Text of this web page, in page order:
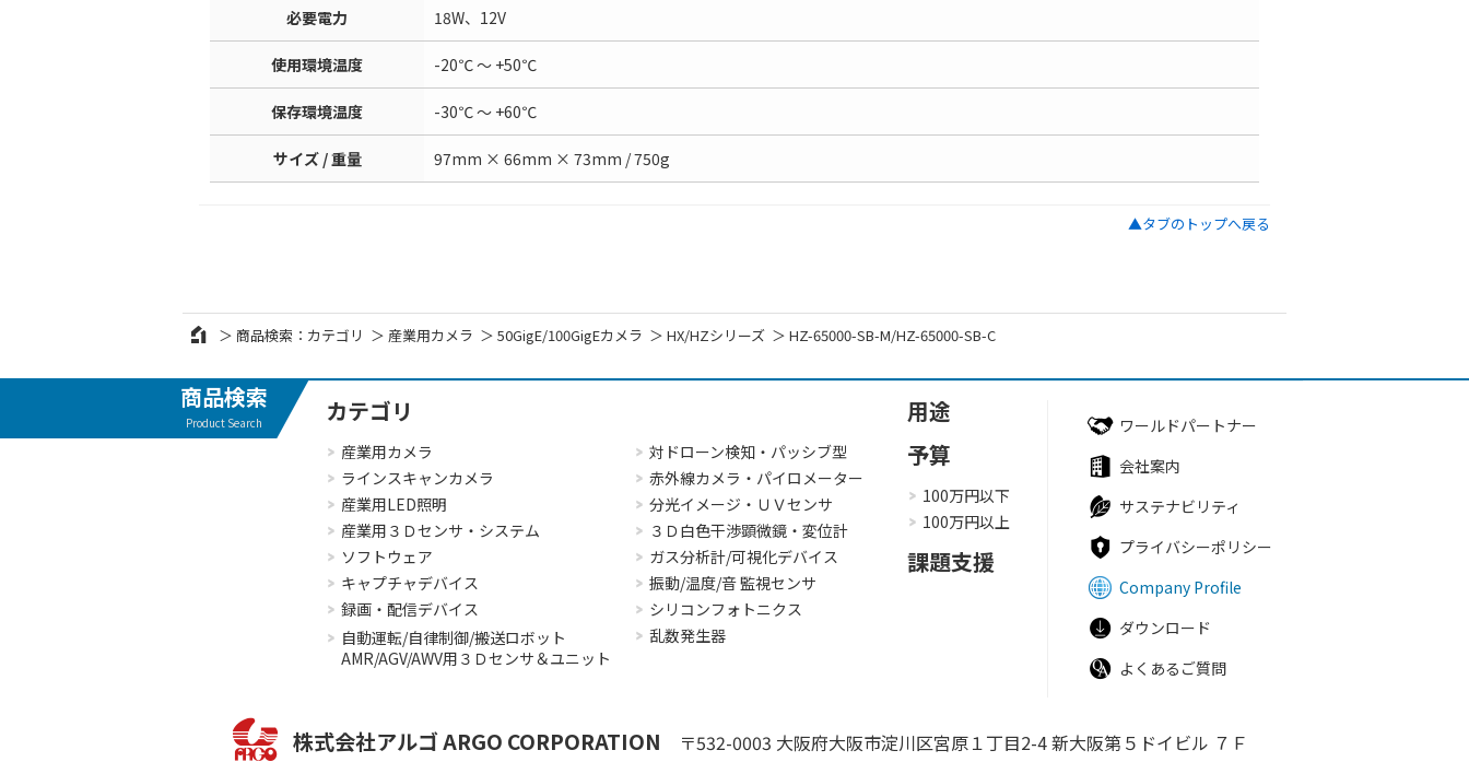
必要電力 18W、12V
使用環境温度 -20℃ ～ +50℃
保存環境温度 -30℃ ～ +60℃
サイズ / 重量 97mm × 66mm × 73mm / 750g
▲タブのトップへ戻る
商品検索：カテゴリ 産業用カメラ 50GigE/100GigEカメラ HX/HZシリーズ HZ-65000-SB-M/HZ-65000-SB-C
商品検索
Product Search カテゴリ
産業用カメラ
ラインスキャンカメラ
産業用LED照明
産業用３Ｄセンサ・システム
ソフトウェア
キャプチャデバイス
録画・配信デバイス
自動運転/自律制御/搬送ロボット
AMR/AGV/AWV用３Ｄセンサ＆ユニット
対ドローン検知・パッシブ型
赤外線カメラ・パイロメーター
分光イメージ・ＵＶセンサ
３Ｄ白色干渉顕微鏡・変位計
ガス分析計/可視化デバイス
振動/温度/音 監視センサ
シリコンフォトニクス
乱数発生器
用途
予算
100万円以下
100万円以上
課題支援
ワールドパートナー
会社案内
サステナビリティ
プライバシーポリシー
Company Profile
ダウンロード
よくあるご質問
株式会社アルゴARGO CORPORATION 〒532-0003 大阪府大阪市淀川区宮原１丁目2-4新大阪第５ドイビル ７Ｆ